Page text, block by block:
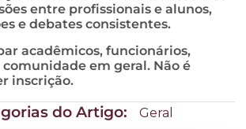
entre profissionais e alunos,
e debates consistentes.
acadêmicos, funcionários,
comunidade em geral. Não é
inscrição.
do Artigo: Geral